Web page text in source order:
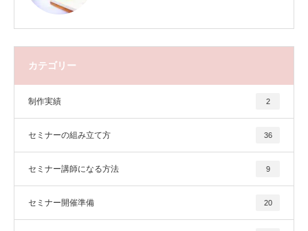
カテゴリー
制作実績 2
セミナーの組み立て方 36
セミナー講師になる方法 9
セミナー開催準備 20